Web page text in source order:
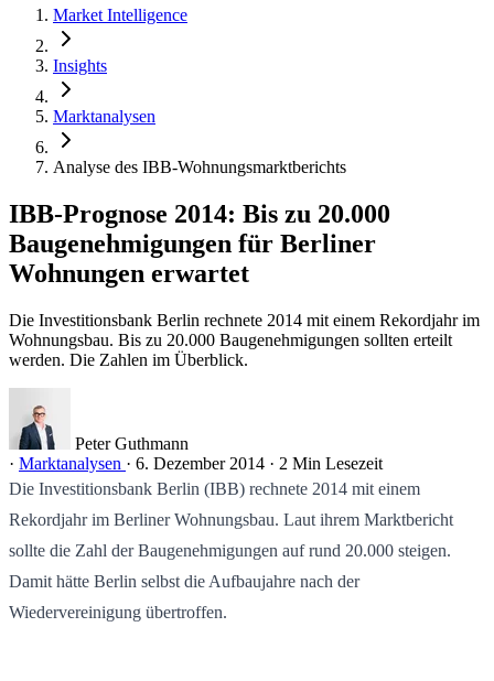
Market Intelligence
Insights
Marktanalysen
Analyse des IBB-Wohnungsmarktberichts
IBB-Prognose 2014: Bis zu 20.000
Baugenehmigungen für Berliner
Wohnungen erwartet
Die Investitionsbank Berlin rechnete 2014 mit einem Rekordjahr im
Wohnungsbau. Bis zu 20.000 Baugenehmigungen sollten erteilt
werden. Die Zahlen im Überblick.
Peter Guthmann
· Marktanalysen · 6. Dezember 2014 · 2 Min Lesezeit
Die Investitionsbank Berlin (IBB) rechnete 2014 mit einem
Rekordjahr im Berliner Wohnungsbau. Laut ihrem Marktbericht
sollte die Zahl der Baugenehmigungen auf rund 20.000 steigen.
Damit hätte Berlin selbst die Aufbaujahre nach der
Wiedervereinigung übertroffen.